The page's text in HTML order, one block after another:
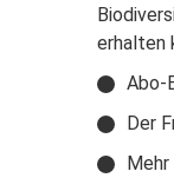
erhalten
Abo-
Der